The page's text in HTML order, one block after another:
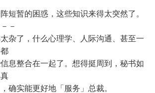
暂的困惑，这些知识来得太突然了。
－
杂了，什么心理学、人际沟通、甚至一
息整合在一起了。想得挺周到，秘书如
确实能更好地「服务」总裁。